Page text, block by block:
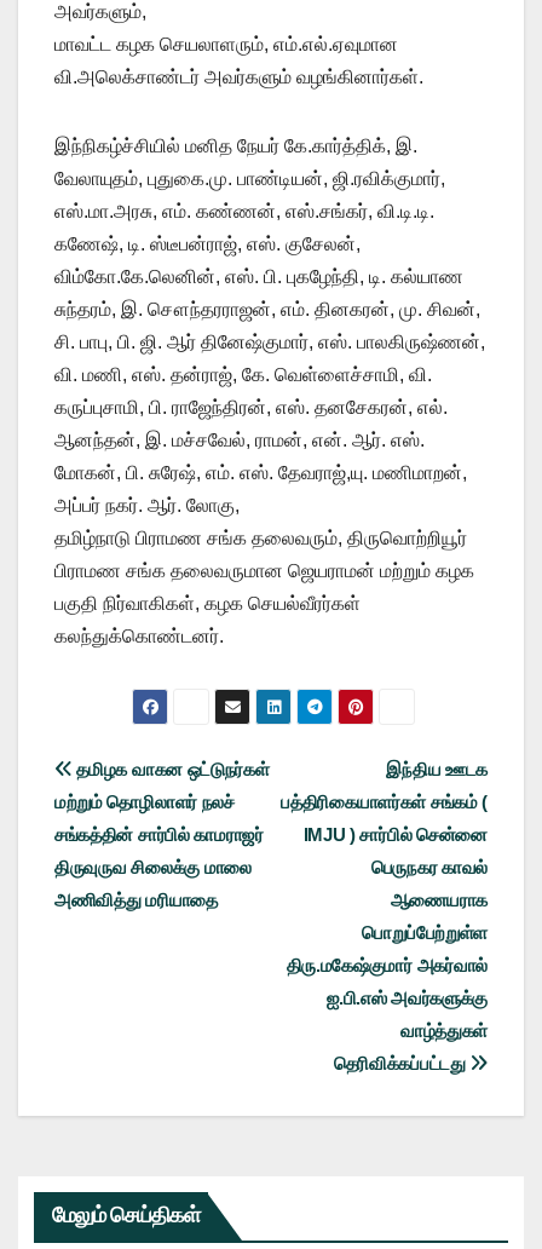
அவர்களும்,
மாவட்ட கழக செயலாளரும், எம்.எல்.ஏவுமான
வி.அலெக்சாண்டர் அவர்களும் வழங்கினார்கள்.
இந்நிகழ்ச்சியில் மனித நேயர் கே.கார்த்திக், இ.
வேலாயுதம், புதுகை.மு. பாண்டியன், ஜி.ரவிக்குமார்,
எஸ்.மா.அரசு, எம். கண்ணன், எஸ்.சங்கர், வி.டி.டி.
கணேஷ், டி. ஸ்டீபன்ராஜ், எஸ். குசேலன்,
விம்கோ.கே.லெனின், எஸ். பி. புகழேந்தி, டி. கல்யாண
சுந்தரம், இ. சௌந்தரராஜன், எம். தினகரன், மு. சிவன்,
சி. பாபு, பி. ஜி. ஆர் தினேஷ்குமார், எஸ். பாலகிருஷ்ணன்,
வி. மணி, எஸ். தன்ராஜ், கே. வெள்ளைச்சாமி, வி.
கருப்புசாமி, பி. ராஜேந்திரன், எஸ். தனசேகரன், எல்.
ஆனந்தன், இ. மச்சவேல், ராமன், என். ஆர். எஸ்.
மோகன், பி. சுரேஷ், எம். எஸ். தேவராஜ்,யு. மணிமாறன்,
அப்பர் நகர். ஆர். லோகு,
தமிழ்நாடு பிராமண சங்க தலைவரும், திருவொற்றியூர்
பிராமண சங்க தலைவருமான ஜெயராமன் மற்றும் கழக
பகுதி நிர்வாகிகள், கழக செயல்வீரர்கள்
கலந்துக்கொண்டனர்.
Post
navigation
இந்திய ஊடக
பத்திரிகையாளர்கள் சங்கம் (
IMJU ) சார்பில் சென்னை
பெருநகர காவல்
ஆணையராக
பொறுப்பேற்றுள்ள
திரு.மகேஷ்குமார் அகர்வால்
ஐ.பி.எஸ் அவர்களுக்கு
வாழ்த்துகள்
தெரிவிக்கப்பட்டது
தமிழக வாகன ஒட்டுநர்கள்
மற்றும் தொழிலாளர் நலச்
சங்கத்தின் சார்பில் காமராஜர்
திருவுருவ சிலைக்கு மாலை
அணிவித்து மரியாதை
மேலும் செய்திகள்